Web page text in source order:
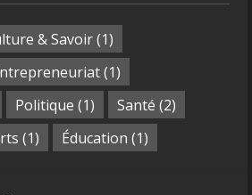
& Savoir(1)
(1)
Politique (1) Santé (2)
(1) Éducation (1)